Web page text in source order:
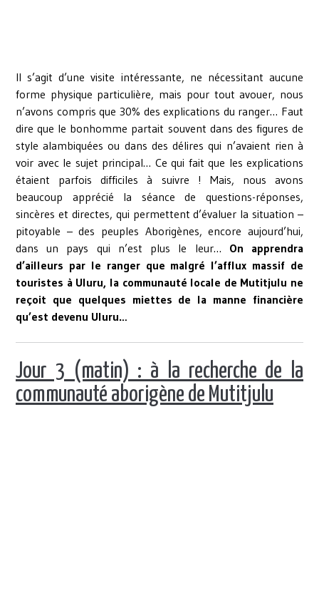
Il s’agit d’une visite intéressante, ne nécessitant aucune
forme physique particulière, mais pour tout avouer, nous
n’avons compris que 30% des explications du ranger… Faut
dire que le bonhomme partait souvent dans des figures de
style alambiquées ou dans des délires qui n’avaient rien à
voir avec le sujet principal… Ce qui fait que les explications
étaient parfois difficiles à suivre ! Mais, nous avons
beaucoup apprécié la séance de questions-réponses,
sincères et directes, qui permettent d’évaluer la situation –
pitoyable – des peuples Aborigènes, encore aujourd’hui,
dans un pays qui n’est plus le leur… On apprendra
d’ailleurs par le ranger que malgré l’afflux massif de
touristes à Uluru, la communauté locale de Mutitjulu ne
reçoit que quelques miettes de la manne financière
qu’est devenu Uluru…
Jour 3 (matin) : à la recherche de la
communauté aborigène de Mutitjulu